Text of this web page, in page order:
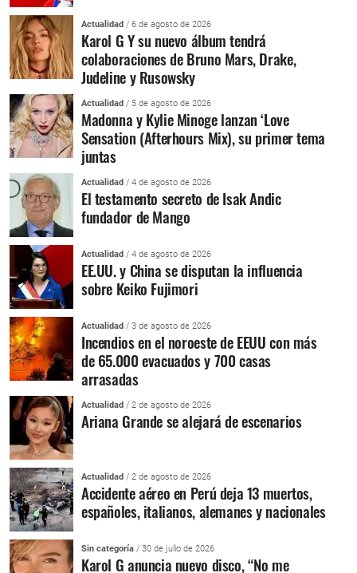
Actualidad / 6 de agosto de 2026
Karol G Y su nuevo álbum tendrá
colaboraciones de Bruno Mars, Drake,
Judeline y Rusowsky
Actualidad / 5 de agosto de 2026
Madonna y Kylie Minoge lanzan ‘Love
Sensation (Afterhours Mix), su primer tema
juntas
Actualidad / 4 de agosto de 2026
El testamento secreto de Isak Andic
fundador de Mango
Actualidad / 4 de agosto de 2026
EE.UU. y China se disputan la influencia
sobre Keiko Fujimori
Actualidad / 3 de agosto de 2026
Incendios en el noroeste de EEUU con más
de 65.000 evacuados y 700 casas
arrasadas
Actualidad / 2 de agosto de 2026
Ariana Grande se alejará de escenarios
Actualidad / 2 de agosto de 2026
Accidente aéreo en Perú deja 13 muertos,
españoles, italianos, alemanes y nacionales
Sin categoría / 30 de julio de 2026
Karol G anuncia nuevo disco, “No me